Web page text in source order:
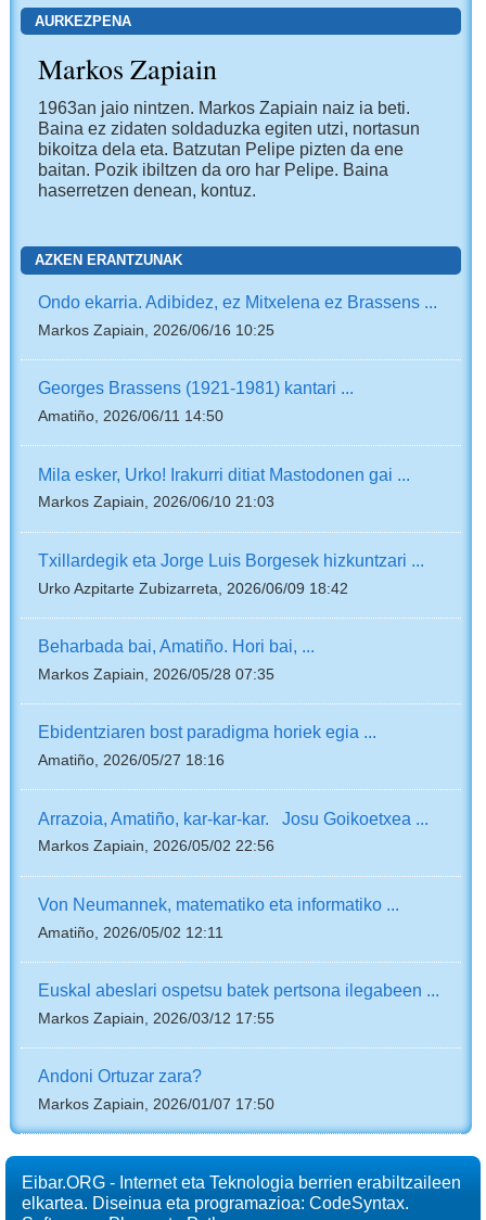
AURKEZPENA
Markos Zapiain
1963an jaio nintzen. Markos Zapiain naiz ia beti.
Baina ez zidaten soldaduzka egiten utzi, nortasun
bikoitza dela eta. Batzutan Pelipe pizten da ene
baitan. Pozik ibiltzen da oro har Pelipe. Baina
haserretzen denean, kontuz.
AZKEN ERANTZUNAK
Ondo ekarria. Adibidez, ez Mitxelena ez Brassens ...
Markos Zapiain, 2026/06/16 10:25
Georges Brassens (1921-1981) kantari ...
Amatiño, 2026/06/11 14:50
Mila esker, Urko! Irakurri ditiat Mastodonen gai ...
Markos Zapiain, 2026/06/10 21:03
Txillardegik eta Jorge Luis Borgesek hizkuntzari ...
Urko Azpitarte Zubizarreta, 2026/06/09 18:42
Beharbada bai, Amatiño. Hori bai, ...
Markos Zapiain, 2026/05/28 07:35
Ebidentziaren bost paradigma horiek egia ...
Amatiño, 2026/05/27 18:16
Arrazoia, Amatiño, kar-kar-kar. Josu Goikoetxea ...
Markos Zapiain, 2026/05/02 22:56
Von Neumannek, matematiko eta informatiko ...
Amatiño, 2026/05/02 12:11
Euskal abeslari ospetsu batek pertsona ilegabeen ...
Markos Zapiain, 2026/03/12 17:55
Andoni Ortuzar zara?
Markos Zapiain, 2026/01/07 17:50
Eibar.ORG - Internet eta Teknologia berrien erabiltzaileen
elkartea. Diseinua eta programazioa: CodeSyntax.